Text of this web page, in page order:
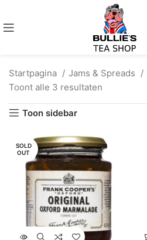
Startpagina Jams & Spreads
Toont alle 3 resultaten
Toon sidebar
SOLD
OUT